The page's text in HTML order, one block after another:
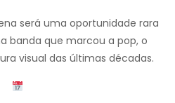
será uma oportunidade rara
banda que marcou a pop, o
visual das últimas décadas.